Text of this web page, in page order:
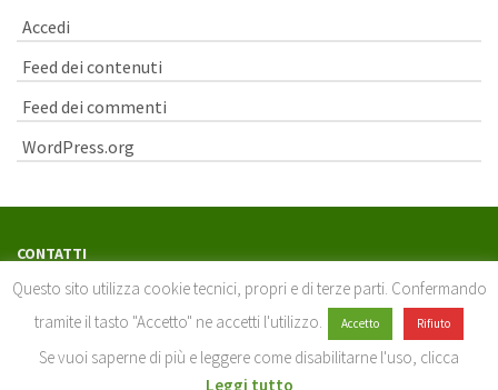
Accedi
Feed dei contenuti
Feed dei commenti
WordPress.org
CONTATTI
serviziosostenibilita@unisi.it
Servizio buone pratiche per lo sviluppo sostenibile
Università di Siena - Via Banchi di Sotto, 55 – 53100 Siena
Questo sito utilizza cookie tecnici, propri e di terze parti. Confermando
tramite il tasto "Accetto" ne accetti l'utilizzo.
Accetto Rifiuto
Se vuoi saperne di più e leggere come disabilitarne l'uso, clicca
Leggi tutto